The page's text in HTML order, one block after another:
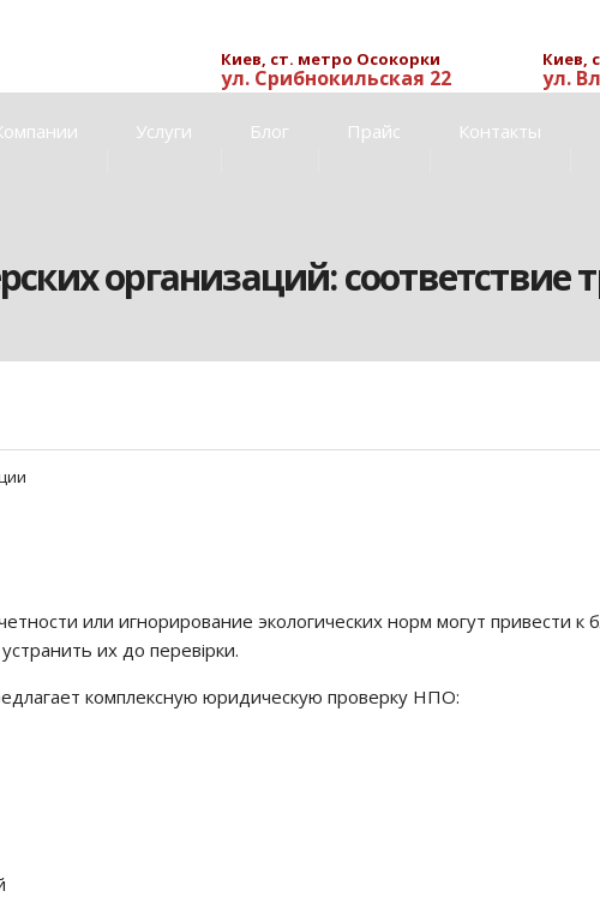
Киев,
ул.
Киев, ст. метро Осокорки
ул. Срибнокильская 22
Услуги Блог Прайс Контакты
организаций: соответствие
или игнорирование экологических норм могут привести
их до перевірки.
комплексную юридическую проверку НПО: